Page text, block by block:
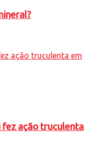
ação truculenta